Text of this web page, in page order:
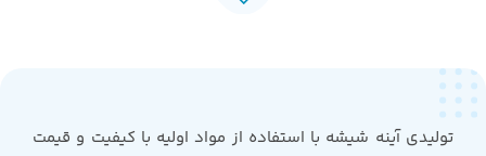
تولیدی آینه شیشه با استفاده از مواد اولیه با کیفیت و قیمت